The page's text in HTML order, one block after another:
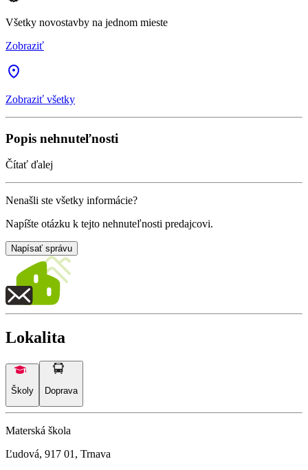
Všetky novostavby na jednom mieste
Zobraziť
Zobraziť všetky
Popis nehnuteľnosti
Čítať ďalej
Nenašli ste všetky informácie?
Napíšte otázku k tejto nehnuteľnosti predajcovi.
Napísať správu
Lokalita
Školy Doprava
Materská škola
Ľudová, 917 01, Trnava